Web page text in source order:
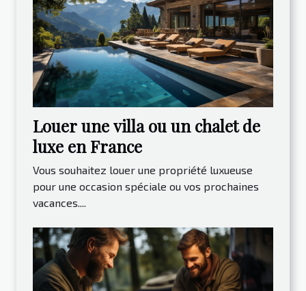
Louer une villa ou un chalet de
luxe en France
Vous souhaitez louer une propriété luxueuse
pour une occasion spéciale ou vos prochaines
vacances....